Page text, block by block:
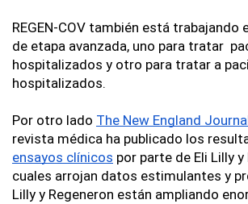
REGEN-COV también está trabajando
de etapa avanzada, uno para tratar
hospitalizados y otro para tratar a
hospitalizados.
Por otro lado The New England
ensayos clínicos por parte de Eli Lilly y
cuales arrojan datos estimulantes y
Lilly y Regeneron están ampliando